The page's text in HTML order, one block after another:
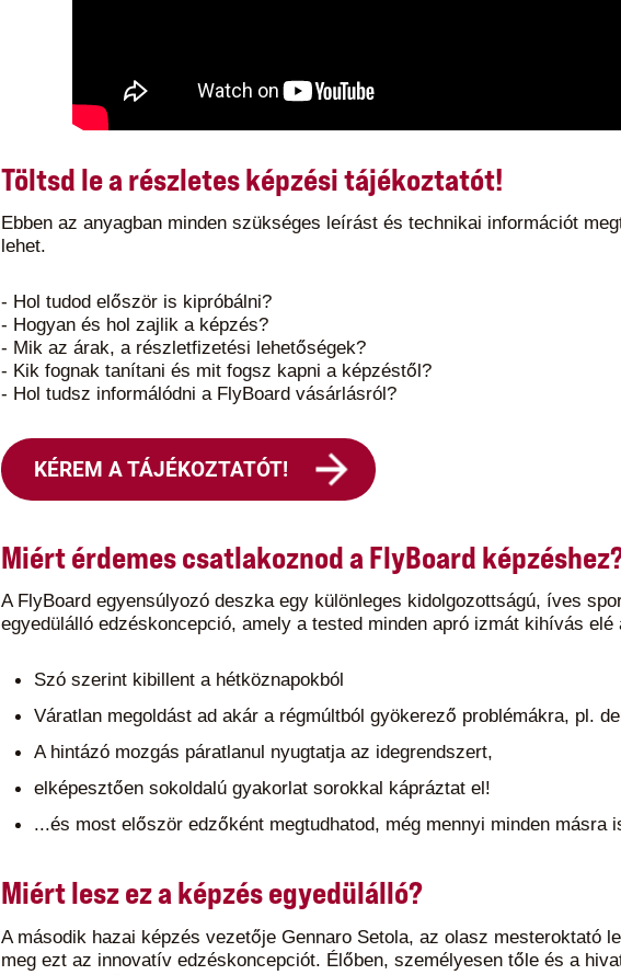
Töltsd le a részletes képzési tájékoztatót!
Ebben az anyagban minden szükséges leírást és technikai információt
lehet.
- Hol tudod először is kipróbálni?
- Hogyan és hol zajlik a képzés?
- Mik az árak, a részletfizetési lehetőségek?
- Kik fognak tanítani és mit fogsz kapni a képzéstől?
- Hol tudsz informálódni a FlyBoard vásárlásról?
KÉREM A TÁJÉKOZTATÓT!
Miért érdemes csatlakoznod a FlyBoard
A FlyBoard egyensúlyozó deszka egy különleges kidolgozottságú, íves
egyedülálló edzéskoncepció, amely a tested minden apró izmát kihívás elé
Szó szerint kibillent a hétköznapokból
Váratlan megoldást ad akár a régmúltból gyökerező problémákra, pl.
A hintázó mozgás páratlanul nyugtatja az idegrendszert,
elképesztően sokoldalú gyakorlat sorokkal kápráztat el!
...és most először edzőként megtudhatod, még mennyi minden másra
Miért lesz ez a képzés egyedülálló?
A második hazai képzés vezetője Gennaro Setola, az olasz mesteroktató
meg ezt az innovatív edzéskoncepciót. Élőben, személyesen tőle és a